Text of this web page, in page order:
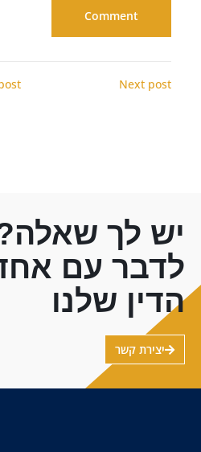
Next post
יש לך
לדבר עם
הדין שלנו
יצירת קשר